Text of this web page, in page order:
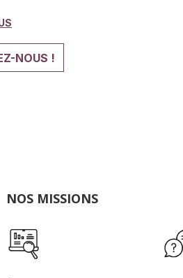
NOUS !
NOS MISSIONS